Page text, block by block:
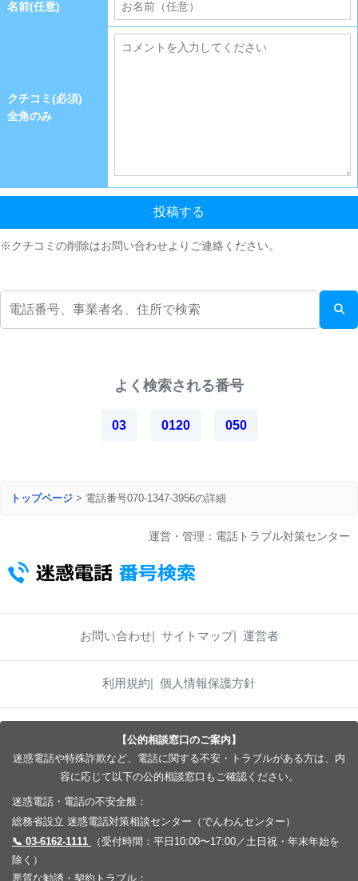
名前(任意)
クチコミ(必須)
全角のみ
投稿する
※クチコミの削除はお問い合わせよりご連絡ください。
よく検索される番号
03 0120 050
トップページ > 電話番号070-1347-3956の詳細
運営・管理：電話トラブル対策センター
お問い合わせ サイトマップ 運営者
利用規約 個人情報保護方針
【公的相談窓口のご案内】
迷惑電話や特殊詐欺など、電話に関する不安・トラブルがある方は、内
容に応じて以下の公的相談窓口もご確認ください。
迷惑電話・電話の不安全般：
総務省設立 迷惑電話対策相談センター（でんわんセンター）
📞 03-6162-1111
（受付時間：平日10:00〜17:00／土日祝・年末年始を
除く）
悪質な勧誘・契約トラブル：